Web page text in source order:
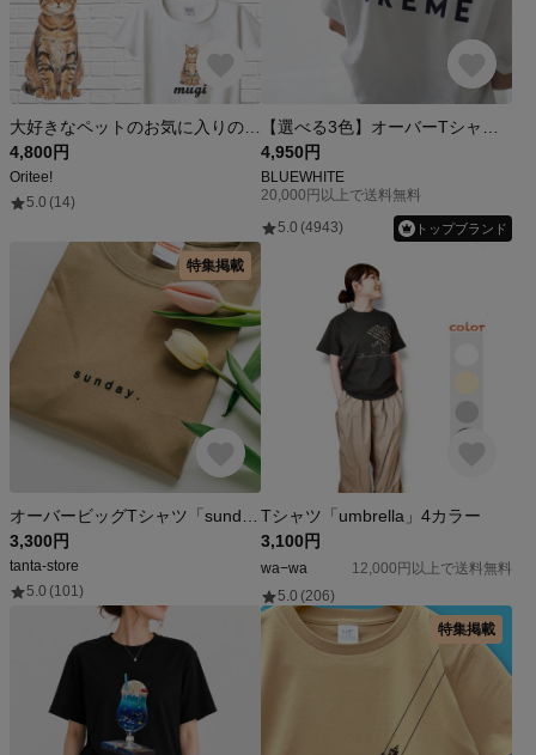
4,800円
Oritee!
5.0 (14)
4,950円
BLUEWHITE
20,000円以上で送料無料
5.0 (4943) トップブランド
特集掲載
3,300円
tanta-store
5.0 (101)
Tシャツ「umbrella」4カラー
3,100円
wa−wa
12,000円以上で送料無料
5.0 (206)
特集掲載